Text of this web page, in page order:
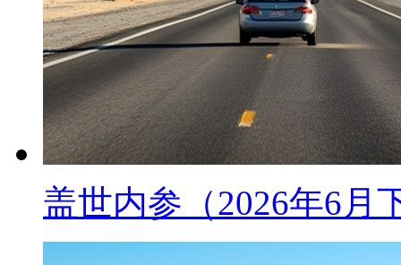
盖世内参（2026年6月